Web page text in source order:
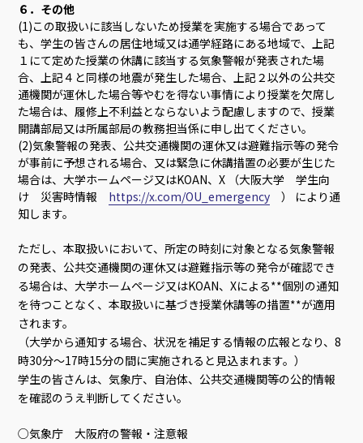
６．その他
(1)この取扱いに該当しないため授業を実施する場合であって
も、学生の皆さんの居住地域又は通学経路にある地域で、上記
１にて定めた授業の休講に該当する気象警報が発表された場
合、上記４と同様の地震が発生した場合、上記２以外の公共交
通機関が運休した場合等やむを得ない事情により授業を欠席し
た場合は、履修上不利益とならないよう配慮しますので、授業
開講部局又は所属部局の教務担当係に申し出てください。
(2)気象警報の発表、公共交通機関の運休又は避難指示等の発令
が事前に予想される場合、又は緊急に休講措置の必要が生じた
場合は、大学ホームページ又はKOAN、X （大阪大学 学生向
け 災害時情報 https://x.com/OU_emergency ） により通
知します。
ただし、本取扱いにおいて、所定の時刻に対象となる気象警報
の発表、公共交通機関の運休又は避難指示等の発令が確認でき
る場合は、大学ホームページ又はKOAN、Xによる**個別の通知
を待つことなく、本取扱いに基づき授業休講等の措置**が適用
されます。
（大学から通知する場合、状況を補足する情報の広報となり、8
時30分～17時15分の間に実施されると見込まれます。）
学生の皆さんは、気象庁、自治体、公共交通機関等の公的情報
を確認のうえ判断してください。
○気象庁 大阪府の警報・注意報